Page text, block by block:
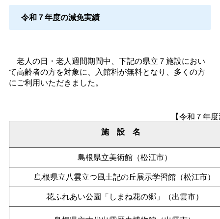
令和７年度の減免実績
老人の日・老人週間期間中、下記の県立７施設におい
て高齢者の方を対象に、入館料が無料となり、多くの方
にご利用いただきました。
【令和７年
施設名
島根県立美術館（松江市）
島根県立八雲立つ風土記の丘展示学習館（松江市）
花ふれあい公園「しまね花の郷」（出雲市）